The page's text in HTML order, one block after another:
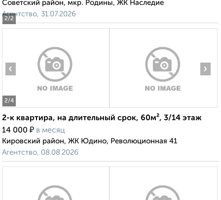
2/2
Советский район, мкр. Родины, ЖК Наследие
Агентство, 31.07.2026
2/4
‹ ›
2-к квартира, на длительный срок, 60м², 3/14 этаж
14 000 ₽ в месяц
Кировский район, ЖК Юдино, Революционная 41
Агентство, 08.08.2026